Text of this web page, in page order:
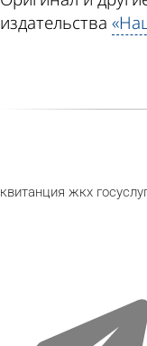
издательства
квитанция жкх